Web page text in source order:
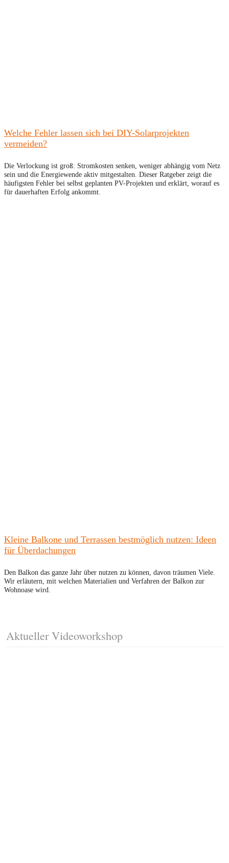
Welche Fehler lassen sich bei DIY-Solarprojekten
vermeiden?
Die Verlockung ist groß: Stromkosten senken, weniger abhängig vom Netz
sein und die Energiewende aktiv mitgestalten. Dieser Ratgeber zeigt die
häufigsten Fehler bei selbst geplanten PV-Projekten und erklärt, worauf es
für dauerhaften Erfolg ankommt.
Kleine Balkone und Terrassen bestmöglich nutzen: Ideen
für Überdachungen
Den Balkon das ganze Jahr über nutzen zu können, davon träumen Viele.
Wir erläutern, mit welchen Materialien und Verfahren der Balkon zur
Wohnoase wird.
Aktueller Videoworkshop